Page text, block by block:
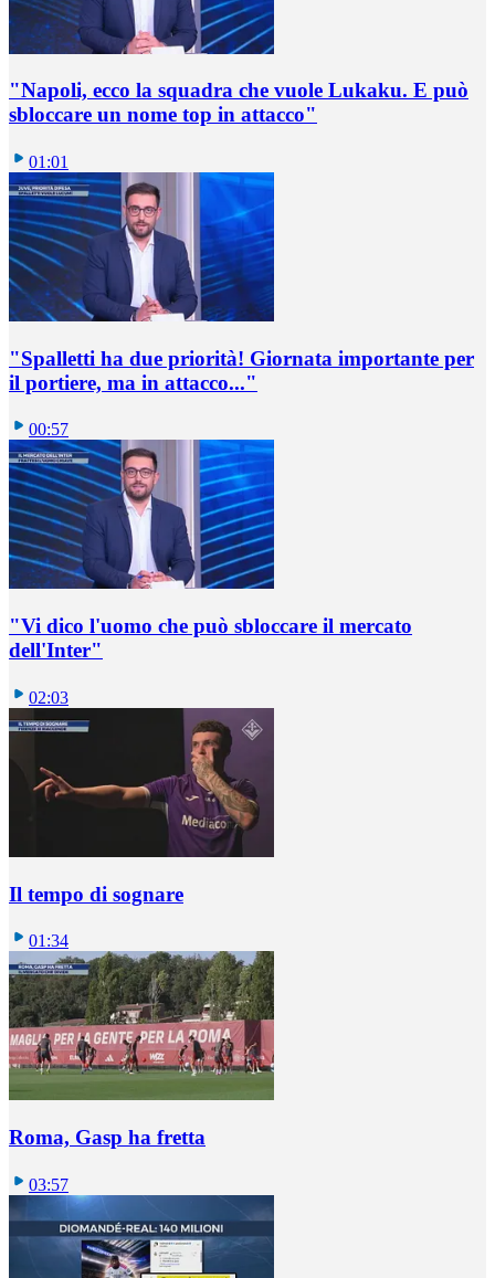
"Napoli, ecco la squadra che vuole Lukaku. E può
sbloccare un nome top in attacco"
01:01
"Spalletti ha due priorità! Giornata importante per
il portiere, ma in attacco..."
00:57
"Vi dico l'uomo che può sbloccare il mercato
dell'Inter"
02:03
Il tempo di sognare
01:34
Roma, Gasp ha fretta
03:57